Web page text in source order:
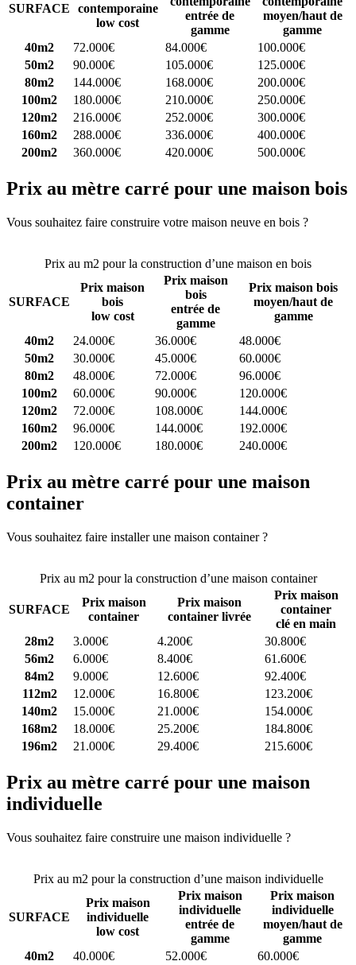
SURFACE
contemporaine
low cost
entrée de
gamme
moyen/haut de
gamme
40m2
72.000€ 84.000€
100.000€
50m2
90.000€ 105.000€
125.000€
80m2
144.000€ 168.000€
200.000€
100m2
180.000€ 210.000€
250.000€
120m2
216.000€ 252.000€
300.000€
160m2
288.000€ 336.000€
400.000€
200m2
360.000€ 420.000€ 500.000€
Prix au mètre carré pour une maison bois
Vous souhaitez faire construire votre maison neuve en bois ?
Prix au m2 pour la construction d’une maison en bois
SURFACE
Prix maison
bois
low cost
Prix maison
bois
entrée de
gamme
Prix maison bois
moyen/haut de
gamme
40m2
24.000€ 36.000€
48.000€
50m2
30.000€ 45.000€
60.000€
80m2
48.000€ 72.000€
96.000€
100m2
60.000€ 90.000€
120.000€
120m2
72.000€ 108.000€
144.000€
160m2
96.000€ 144.000€
192.000€
200m2
120.000€ 180.000€ 240.000€
Prix au mètre carré pour une maison
container
Vous souhaitez faire installer une maison container ?
Prix au m2 pour la construction d’une maison container
SURFACE
Prix maison
container
Prix maison
container livrée
Prix maison
container
clé en main
28m2
3.000€ 4.200€
30.800€
56m2
6.000€ 8.400€
61.600€
84m2
9.000€ 12.600€
92.400€
112m2
12.000€ 16.800€
123.200€
140m2
15.000€ 21.000€
154.000€
168m2
18.000€ 25.200€
184.800€
196m2
21.000€ 29.400€ 215.600€
Prix au mètre carré pour une maison
individuelle
Vous souhaitez faire construire une maison individuelle ?
Prix au m2 pour la construction d’une maison individuelle
SURFACE
Prix maison
individuelle
low cost
Prix maison
individuelle
entrée de
gamme
Prix maison
individuelle
moyen/haut de
gamme
40m2
40.000€ 52.000€
60.000€